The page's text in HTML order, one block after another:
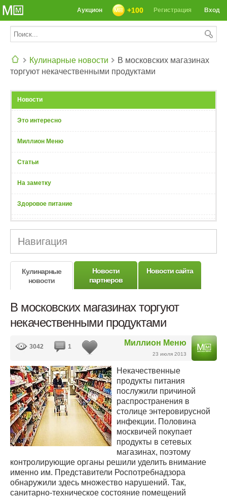
Вход
Регистрация
+100
Аукцион
Кулинарные новости
В московских магазинах
торгуют некачественными продуктами
Новости
Это интересно
Миллион Меню
Статьи
На заметку
Здоровое питание
Навигация
Кулинарные
новости
Новости
партнеров
Новости сайта
В московских магазинах торгуют
некачественными продуктами
Миллион Меню
23 июля 2013
3042 1
Некачественные
продукты питания
послужили причиной
распространения в
столице энтеровирусной
инфекции. Половина
москвичей покупает
продукты в сетевых
магазинах, поэтому
контролирующие органы решили уделить внимание
именно им. Представители Роспотребнадзора
обнаружили здесь множество нарушений. Так,
санитарно-техническое состояние помещений